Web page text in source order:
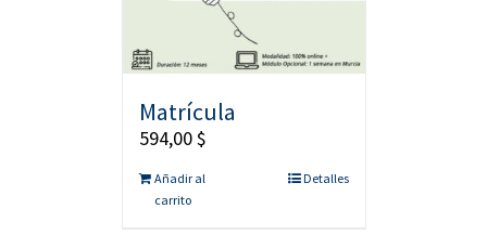
Matrícula
594,00$
Añadir al
carrito
Detalles